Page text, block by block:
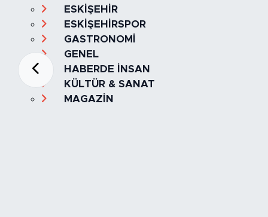
ESKİŞEHİR
ESKİŞEHİRSPOR
GASTRONOMİ
GENEL
HABERDE İNSAN
KÜLTÜR & SANAT
MAGAZİN